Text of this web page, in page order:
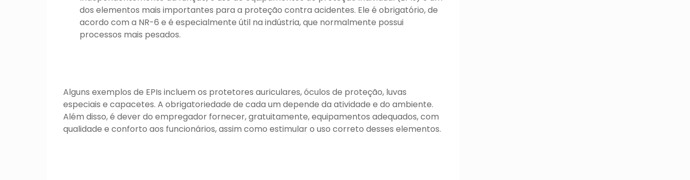
dos elementos mais importantes para a proteção contra acidentes. Ele é obrigatório, de
acordo com a NR-6 e é especialmente útil na indústria, que normalmente possui
processos mais pesados.
Alguns exemplos de EPIs incluem os protetores auriculares, óculos de proteção, luvas
especiais e capacetes. A obrigatoriedade de cada um depende da atividade e do ambiente.
Além disso, é dever do empregador fornecer, gratuitamente, equipamentos adequados, com
qualidade e conforto aos funcionários, assim como estimular o uso correto desses elementos.